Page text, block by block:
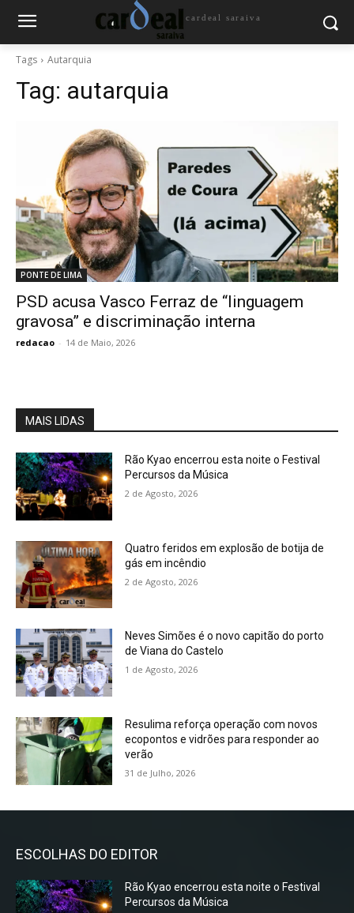
cardeal saraiva
Tags Autarquia
Tag: autarquia
PONTE DE LIMA
PSD acusa Vasco Ferraz de “linguagem
gravosa” e discriminação interna
redacao - 14 de Maio, 2026
MAIS LIDAS
Rão Kyao encerrou esta noite o Festival
Percursos da Música
2 de Agosto, 2026
Quatro feridos em explosão de botija de
gás em incêndio
2 de Agosto, 2026
Neves Simões é o novo capitão do porto
de Viana do Castelo
1 de Agosto, 2026
Resulima reforça operação com novos
ecopontos e vidrões para responder ao
verão
31 de Julho, 2026
ESCOLHAS DO EDITOR
Rão Kyao encerrou esta noite o Festival
Percursos da Música